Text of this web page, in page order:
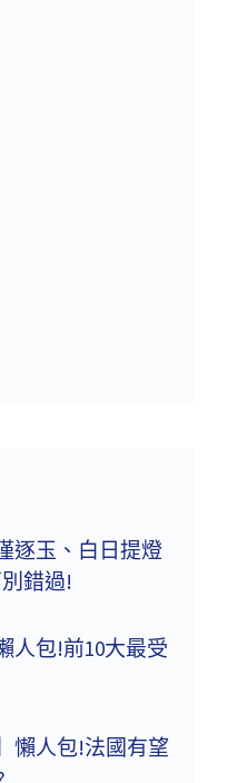
逐玉、白日提燈
錯過!
人包!前10大最受
懶人包!法國有望